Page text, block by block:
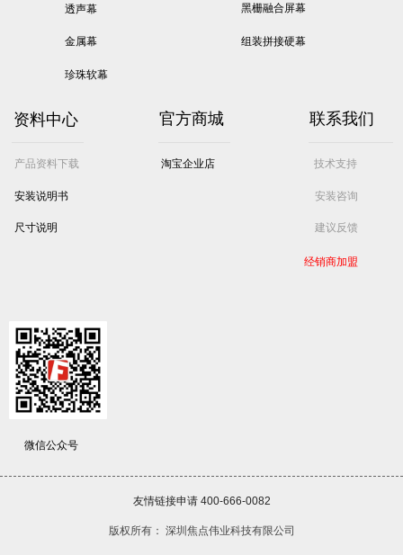
版权所有： 深圳焦点伟业科技有限公司
淘宝企业店
资料中心 官方商城 联系我们
产品资料下载
尺寸说明
安装说明书
技术支持
安装咨询
建议反馈
经销商加盟
珍珠软幕
金属幕
透声幕
组装拼接硬幕
黑栅融合屏幕
友情链接申请 400-666-0082
微信公众号